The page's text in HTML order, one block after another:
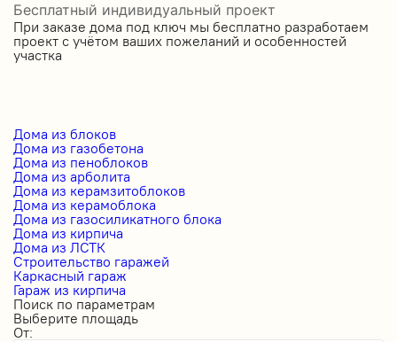
Бесплатный индивидуальный проект
При заказе дома под ключ мы бесплатно разработаем
проект с учётом ваших пожеланий и особенностей
участка
Дома из блоков
Дома из газобетона
Дома из пеноблоков
Дома из арболита
Дома из керамзитоблоков
Дома из керамоблока
Дома из газосиликатного блока
Дома из кирпича
Дома из ЛСТК
Строительство гаражей
Каркасный гараж
Гараж из кирпича
Поиск по параметрам
Выберите площадь
От: